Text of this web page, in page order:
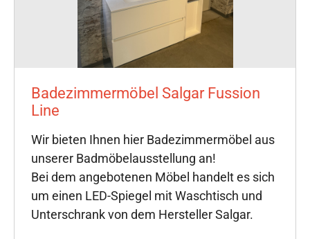
Badezimmermöbel Salgar Fussion
Line
Wir bieten Ihnen hier Badezimmermöbel aus
unserer Badmöbelausstellung an!
Bei dem angebotenen Möbel handelt es sich
um einen LED-Spiegel mit Waschtisch und
Unterschrank von dem Hersteller Salgar.